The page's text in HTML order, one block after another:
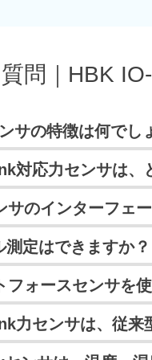
問｜HBK
サの特徴は何でし
ュールは、線形化やデ
ます。温度データなど
パスフィルター
スイッチ
チング出力
ニタリング
/最大メモリ、平均値）
対応力センサは、
力トランスデューサは
のサイクル時間は1 ms
エコシステムで最速の
ク検出が正確に機能し
ます:
ルの信号伝搬時間は最
インターフェイスは、
サのインターフェ
ゆるフィールドバスシ
活用できます。IO-Link
IO-Linkデバイスをフ
ます。つまり、IO-Link
スターの接続には、シ
のため、非常に小さな
測定はできますか？
新世代の力測定ツール
なく満たすことができ
、ISO 17025規格に基
すべての要件を満たし
フォースセンサを
かつ迅速な設定、現場
技術搭載センサを選
力センサは、従来
トランスデューサは、